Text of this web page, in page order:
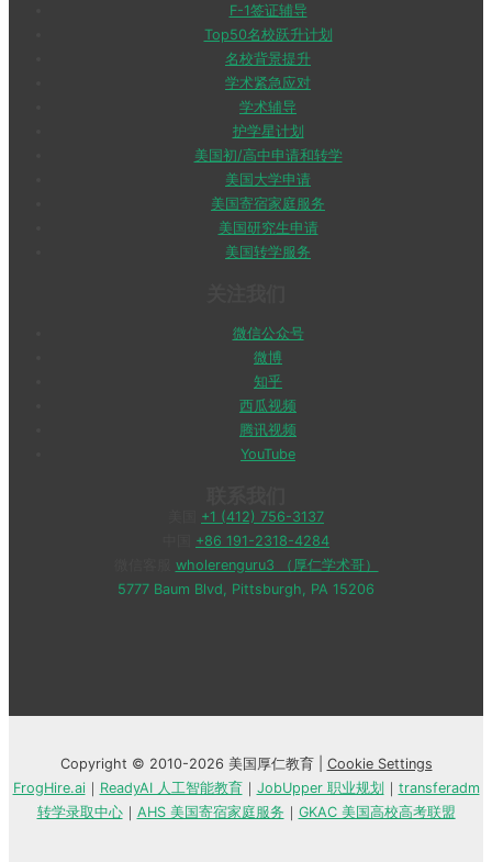
F-1签证辅导
Top50名校跃升计划
名校背景提升
学术紧急应对
学术辅导
护学星计划
美国初/高中申请和转学
美国大学申请
美国寄宿家庭服务
美国研究生申请
美国转学服务
微信公众号
微博
知乎
西瓜视频
腾讯视频
YouTube
+1 (412) 756-3137
+86 191-2318-4284
wholerenguru3 （厚仁学术哥）
5777 Baum Blvd, Pittsburgh, PA 15206
Copyright © 2010-2026 美国厚仁教育 | Cookie Settings
FrogHire.ai｜ ReadyAI 人工智能教育｜ JobUpper 职业规划 ｜ transferadm
转学录取中心｜ AHS 美国寄宿家庭服务 ｜ GKAC 美国高校高考联盟